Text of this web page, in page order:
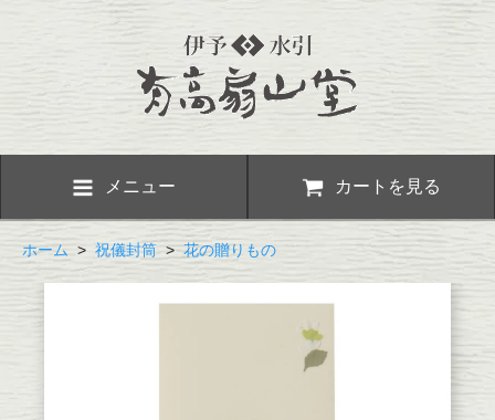
メニュー カートを見る
ホーム > 祝儀封筒>花の贈りもの